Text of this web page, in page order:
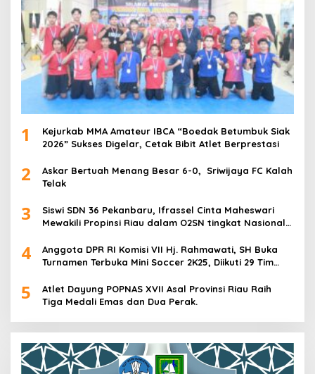
1
Kejurkab MMA Amateur IBCA “Boedak Betumbuk Siak
2026” Sukses Digelar, Cetak Bibit Atlet Berprestasi
2
Askar Bertuah Menang Besar 6-0, Sriwijaya FC Kalah
Telak
3
Siswi SDN 36 Pekanbaru, Ifrassel Cinta Maheswari
Mewakili Propinsi Riau dalam O2SN tingkat Nasional
4
Anggota DPR RI Komisi VII Hj. Rahmawati, SH Buka
Turnamen Terbuka Mini Soccer 2K25, Diikuti 29 Tim
5
Atlet Dayung POPNAS XVII Asal Provinsi Riau Raih
Tiga Medali Emas dan Dua Perak.